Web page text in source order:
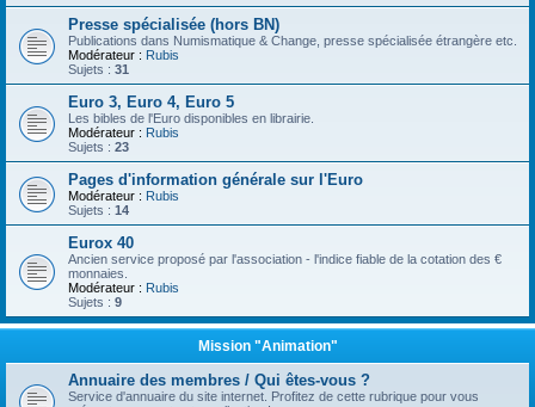
Presse spécialisée (hors BN)
Publications dans Numismatique & Change, presse spécialisée étrangère etc.
Modérateur : Rubis
Sujets : 31
Euro 3, Euro 4, Euro 5
Les bibles de l'Euro disponibles en librairie.
Modérateur : Rubis
Sujets : 23
Pages d'information générale sur l'Euro
Modérateur : Rubis
Sujets : 14
Eurox 40
Ancien service proposé par l'association - l'indice fiable de la cotation des €
monnaies.
Modérateur : Rubis
Sujets : 9
Mission "Animation"
Annuaire des membres / Qui êtes-vous ?
Service d'annuaire du site internet. Profitez de cette rubrique pour vous